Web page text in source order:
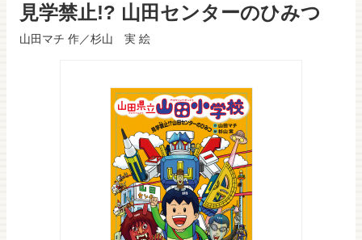
見学禁止!? 山田センターのひみつ
山田マチ 作／杉山 実 絵